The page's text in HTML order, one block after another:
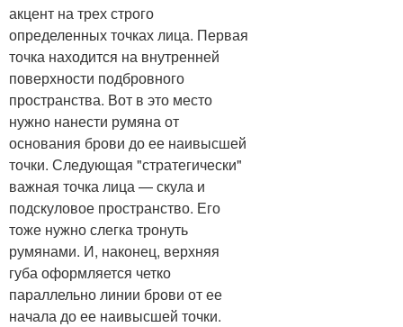
акцент на трех строго
определенных точках лица. Первая
точка находится на внутренней
поверхности подбровного
пространства. Вот в это место
нужно нанести румяна от
основания брови до ее наивысшей
точки. Следующая "стратегически"
важная точка лица — скула и
подскуловое пространство. Его
тоже нужно слегка тронуть
румянами. И, наконец, верхняя
губа оформляется четко
параллельно линии брови от ее
начала до ее наивысшей точки.